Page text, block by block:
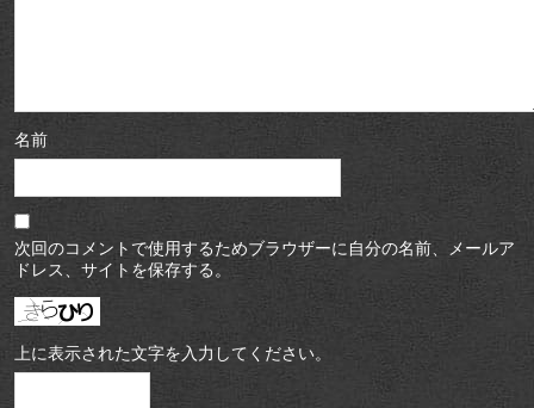
名前
次回のコメントで使用するためブラウザーに自分の名前、メールア
ドレス、サイトを保存する。
上に表示された文字を入力してください。